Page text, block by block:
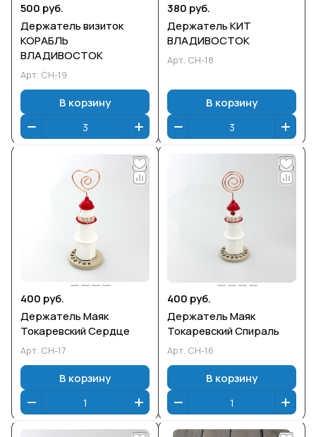
500 руб.
Держатель визиток
КОРАБЛЬ
ВЛАДИВОСТОК
Арт. СН-19
В корзину
380 руб.
Держатель КИТ
ВЛАДИВОСТОК
Арт. СН-18
В корзину
400 руб.
Держатель Маяк
Токаревский Сердце
Арт. СН-17
В корзину
400 руб.
Держатель Маяк
Токаревский Спираль
Арт. СН-16
В корзину